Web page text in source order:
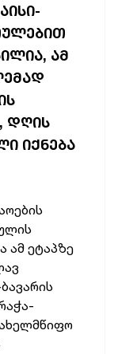
ᲐᲛ
ᲓᲦᲘᲡ
ᲘᲥᲜᲔᲑᲐ
ამ ეტაპზე